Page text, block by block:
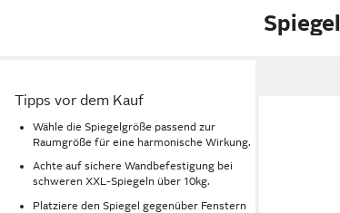
Tipps vor dem Kauf
Wähle die Spiegelgröße passend zur
Raumgröße für eine harmonische Wirkung.
Achte auf sichere Wandbefestigung bei
schweren XXL-Spiegeln über 10kg.
Platziere den Spiegel gegenüber Fenstern